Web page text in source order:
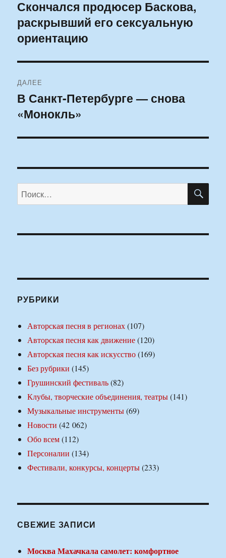
записям
Предыдущая
запись:
Скончался продюсер Баскова,
раскрывший его сексуальную
ориентацию
ДАЛЕЕ
Следующая
запись:
В Санкт-Петербурге — снова
«Монокль»
Искать:
РУБРИКИ
Авторская песня в регионах(107)
Авторская песня как движение(120)
Авторская песня как искусство(169)
Без рубрики (145)
Грушинский фестиваль(82)
Клубы, творческие объединения, театры(141)
Музыкальные инструменты(69)
Новости (42 062)
Обо всем(112)
Персоналии (134)
Фестивали, конкурсы, концерты(233)
СВЕЖИЕ ЗАПИСИ
Москва Махачкала самолет: комфортное